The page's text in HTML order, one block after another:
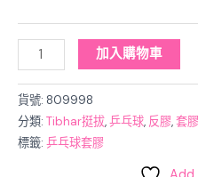
加入購物車
貨號: 809998
分類: Tibhar挺拔,乒乓球, 反膠,套膠
標籤: 乒乓球套膠